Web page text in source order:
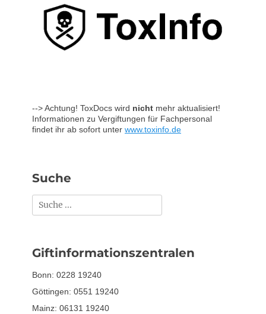
--> Achtung! ToxDocs wird nicht mehr aktualisiert!
Informationen zu Vergiftungen für Fachpersonal
findet ihr ab sofort unter www.toxinfo.de
Suche
Suchen
nach:
Giftinformationszentralen
Bonn: 0228 19240
Göttingen: 0551 19240
Mainz: 06131 19240